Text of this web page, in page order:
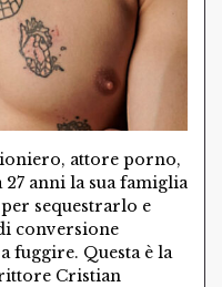
attore porno,
anni la sua famiglia
sequestrarlo e
conversione
fuggire. Questa è la